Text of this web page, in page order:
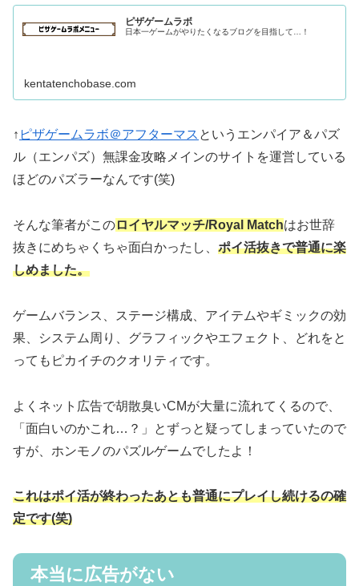
ピザゲームラボ
日本一ゲームがやりたくなるブログを目指して…！
kentatenchobase.com
↑ ピザゲームラボ＠アフターマス というエンパイア＆パズ
ル（エンパズ）無課金攻略メインのサイトを運営している
ほどのパズラーなんです(笑)
そんな筆者がこのロイヤルマッチ/Royal Matchはお世辞
抜きにめちゃくちゃ面白かったし、 ポイ活抜きで普通に楽
しめました。
ゲームバランス、ステージ構成、アイテムやギミックの効
果、システム周り、グラフィックやエフェクト、どれをと
ってもピカイチのクオリティです。
よくネット広告で胡散臭いCMが大量に流れてくるので、
「面白いのかこれ…？」とずっと疑ってしまっていたので
すが、ホンモノのパズルゲームでしたよ！
これはポイ活が終わったあとも普通にプレイし続けるの確
定です(笑)
本当に広告がない